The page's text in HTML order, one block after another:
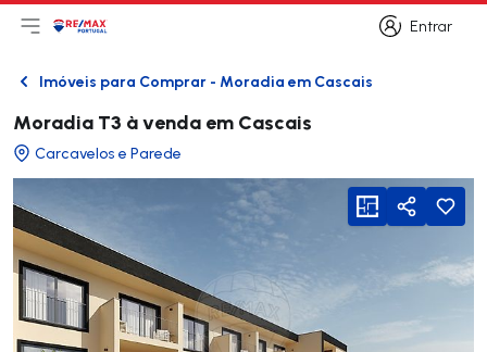
Entrar
Entrar
Abri menu principal
LogoIr para página inicial
VoltarImóveis para Comprar - Moradia em Cascais
Moradia T3 à venda em Cascais
Carcavelos e Parede
viewFloorPlan
Partilhar